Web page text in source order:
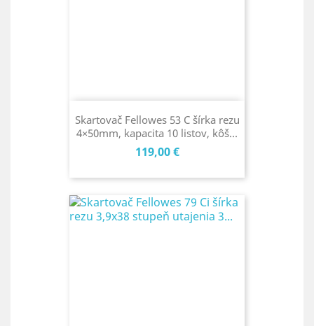
Skartovač Fellowes 53 C šírka rezu
4×50mm, kapacita 10 listov, kôš...
Cena
119,00 €